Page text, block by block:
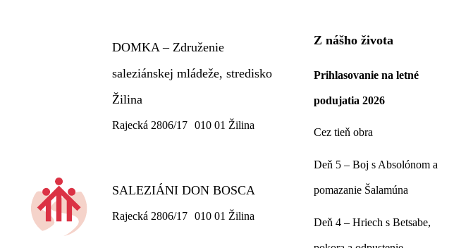
DOMKA – Združenie
saleziánskej mládeže, stredisko
Žilina
Rajecká 2806/17 010 01 Žilina
SALEZIÁNI DON BOSCA
Rajecká 2806/17 010 01 Žilina
Z nášho života
Prihlasovanie na letné
podujatia 2026
Cez tieň obra
Deň 5 – Boj s Absolónom a
pomazanie Šalamúna
Deň 4 – Hriech s Betsabe,